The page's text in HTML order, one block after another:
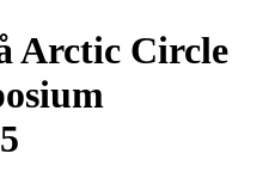
Arctic Circle